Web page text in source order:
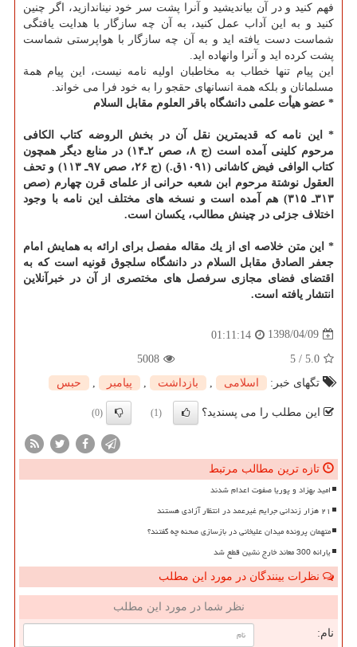
فهم كنید و در آن بیاندیشید و آنرا پشت سر خود نیناندازید، اگر چنین
كنید و به این آداب عمل كنید، به آن چه سازگار با هدایت یافتگی
شماست دست یافته اید و به آن چه سازگار با هواپرستی شماست
پشت كرده اید و آنرا وانهاده اید.
این پیام تنها خطاب به مخاطبان اولیه نامه نیست، این پیام همة
مسلمانان و بلكه همة انسانهای حقجو را به خود فرا می خواند.
* عضو هیأت علمی دانشگاه باقر العلوم مقابل السلام
* این نامه كه قدیمترین نقل آن در بخش الروضه كتاب الكافی
مرحوم كلینی آمده است (ج ۸، صص ۲ـ۱۴) در منابع دیگر همچون
كتاب الوافی فیض كاشانی (۱۰۹۱ق.) (ج ۲۶، صص ۹۷ـ ۱۱۳) و تحف
العقول نوشتة مرحوم ابن شعبه حرانی از علمای قرن چهارم (صص
۳۱۳ـ ۳۱۵) هم آمده است و نسخه های مختلف این نامه با وجود
اختلاف جزئی در چینش مطالب، یكسان است.
* این متن خلاصه ای از یك مقاله مفصل برای ارائه به همایش امام
جعفر الصادق مقابل السلام در دانشگاه سلجوق قونیه است كه به
اقتضای فضای مجازی سرفصل های مختصری از آن در خبرآنلاین
انتشار یافته است.
1398/04/09
01:11:14
5.0
/
5
5008
تگهای خبر:
اسلامی بازداشت پیامبر حبس
این مطلب را می پسندید؟ (1)
(0)
تازه ترین مطالب مرتبط
امید بهزاد و پوریا صفوت اعدام شدند
۲۱ هزار زندانی جرایم غیرعمد در انتظار آزادی هستند
متهمان پرونده میدان علیخانی در بازسازی صحنه چه گفتند؟
یارانه 300 معاند خارج نشین قطع شد
نظرات بینندگان در مورد این مطلب
نظر شما در مورد این مطلب
نام: